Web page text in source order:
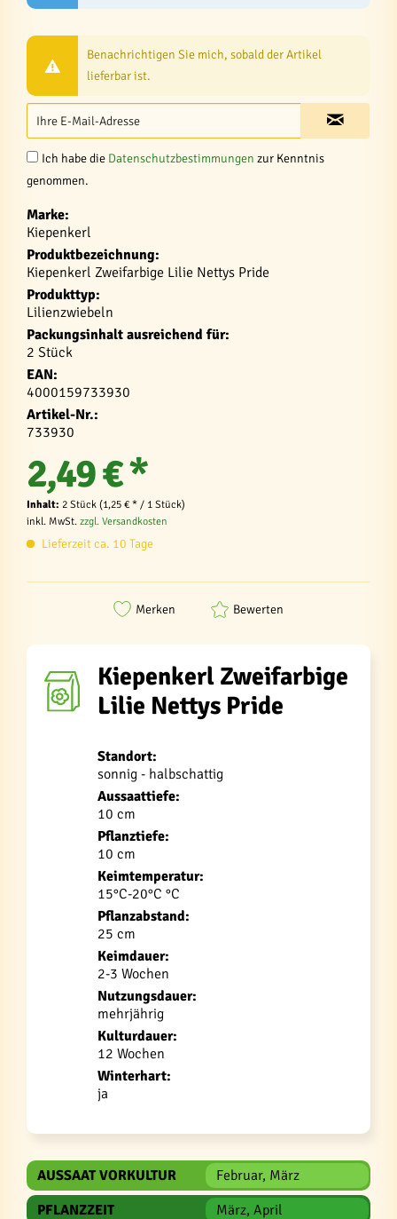
Benachrichtigen Sie mich, sobald der Artikel
lieferbar ist.
Ich habe die Datenschutzbestimmungen zur Kenntnis
genommen.
Marke:
Kiepenkerl
Produktbezeichnung:
Kiepenkerl Zweifarbige Lilie Nettys Pride
Produkttyp:
Lilienzwiebeln
Packungsinhalt ausreichend für:
2 Stück
EAN:
4000159733930
Artikel-Nr.:
733930
2,49 € *
Inhalt: 2 Stück (1,25 € * / 1 Stück)
inkl. MwSt. zzgl. Versandkosten
Lieferzeit ca. 10 Tage
Merken Bewerten
Kiepenkerl Zweifarbige
Lilie Nettys Pride
Standort:
sonnig - halbschattig
Aussaattiefe:
10 cm
Pflanztiefe:
10 cm
Keimtemperatur:
15°C-20°C °C
Pflanzabstand:
25 cm
Keimdauer:
2-3 Wochen
Nutzungsdauer:
mehrjährig
Kulturdauer:
12 Wochen
Winterhart:
ja
AUSSAAT VORKULTUR
Februar, März
PFLANZZEIT
März, April